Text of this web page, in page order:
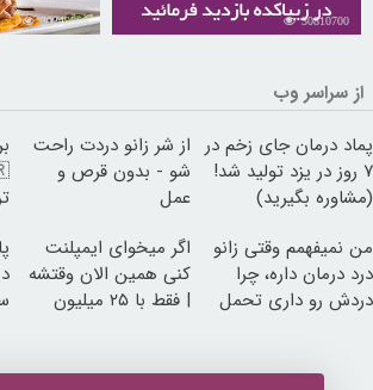
30810700
30249568
از سراسر وب
پماد درمان جای زخم در
۷ روز در یزد تولید شد!
(مشاوره بگیرید)
از شر زانو دردت راحت
شو - بدون قرص و
عمل
من نمیفهمم وقتی زانو
درد درمان داره، چرا
دردش رو داری تحمل
اگر میخوای ایمپلنت
کنی همین الان وقتشه
| فقط با ۲۵ میلیون